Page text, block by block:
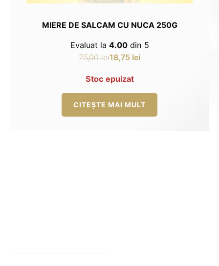
MIERE DE SALCAM CU NUCA 250G
Evaluat la 4.00din 5
25,00lei
Prețul
inițial
a
18,75 lei
Prețul
curent
este:
Stoc epuizat
CITEȘTE MAI MULT